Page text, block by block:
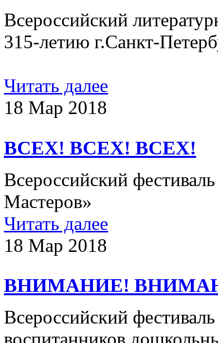
Всероссийский
315-летию г.Санкт-
Читать далее
18 Мар 2018
ВСЕХ! ВСЕХ! ВСЕХ!
Всероссийский
Мастеров»​
Читать далее
18 Мар 2018
ВНИМАНИЕ!
Всероссийский